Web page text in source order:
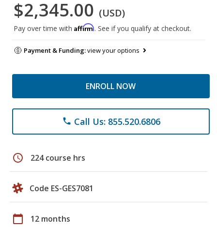
$2,345.00 (USD)
Pay over time with Affirm. See if you qualify at checkout.
Payment & Funding:view your options
ENROLL NOW
phone Call Us: 855.520.6806
schedule 224 course hrs
Code ES-GES7081
calendar_today 12 months